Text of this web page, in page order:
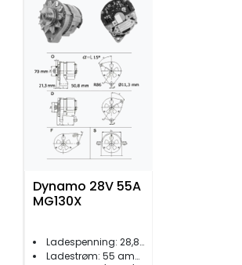
Dynamo 28V 55A
MG130X
Ladespenning: 28,8 VDC
Ladestrøm: 55 ampere